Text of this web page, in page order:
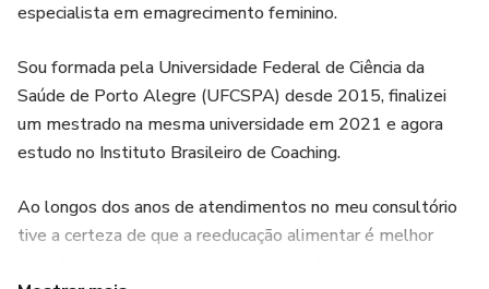
especialista em emagrecimento feminino.
Sou formada pela Universidade Federal de Ciência da
Saúde de Porto Alegre (UFCSPA) desde 2015, finalizei
um mestrado na mesma universidade em 2021 e agora
estudo no Instituto Brasileiro de Coaching.
Ao longos dos anos de atendimentos no meu consultório
tive a certeza de que a reeducação alimentar é melhor